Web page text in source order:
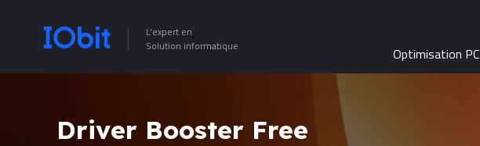
L’expert en
Solution informatique
Optimisation PC
Driver Booster Free